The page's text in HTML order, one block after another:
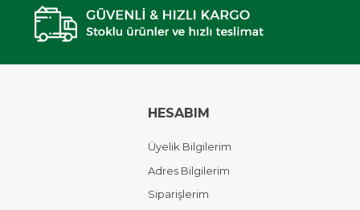
HESABIM
Üyelik Bilgilerim
Adres Bilgilerim
Siparişlerim